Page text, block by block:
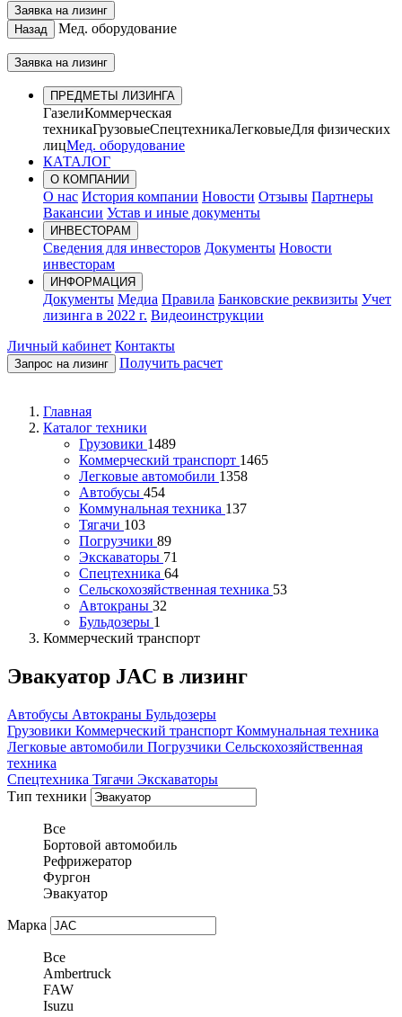
Заявка на лизинг
Назад
Мед. оборудование
Заявка на лизинг
ПРЕДМЕТЫ ЛИЗИНГА
ГазелиКоммерческая
техникаГрузовыеСпецтехникаЛегковыеДля физических
лицМед. оборудование
КАТАЛОГ
О КОМПАНИИ
О нас История компании Новости Отзывы Партнеры
Вакансии Устав и иные документы
ИНВЕСТОРАМ
Сведения для инвесторов Документы Новости
инвесторам
ИНФОРМАЦИЯ
Документы Медиа Правила Банковские реквизиты Учет
лизинга в 2022 г. Видеоинструкции
Личный кабинет Контакты
Запрос на лизинг Получить расчет
Главная
Каталог техники
Грузовики 1489
Коммерческий транспорт 1465
Легковые автомобили 1358
Автобусы 454
Коммунальная техника 137
Тягачи 103
Погрузчики 89
Экскаваторы 71
Спецтехника 64
Сельскохозяйственная техника 53
Автокраны 32
Бульдозеры 1
Коммерческий транспорт
Эвакуатор JAC в лизинг
Автобусы Автокраны Бульдозеры
Грузовики Коммерческий транспорт Коммунальная техника
Легковые автомобили Погрузчики Сельскохозяйственная
техника
Спецтехника Тягачи Экскаваторы
Тип техники
Все
Бортовой автомобиль
Рефрижератор
Фургон
Эвакуатор
Марка
Все
Ambertruck
FAW
Isuzu